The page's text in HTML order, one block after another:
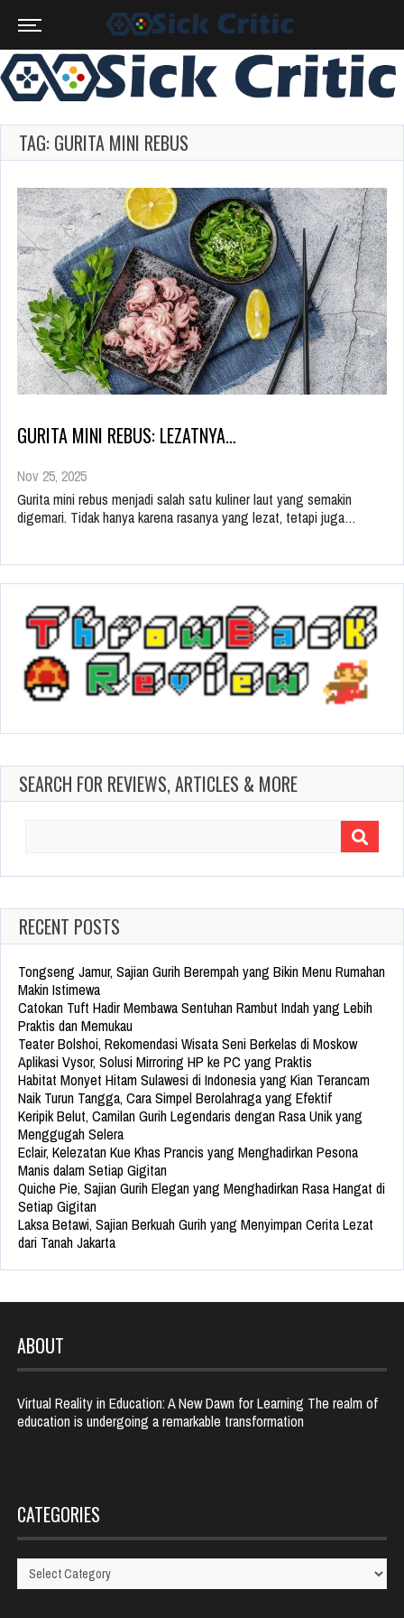
TAG: GURITA MINI REBUS
GURITA MINI REBUS: LEZATNYA…
Nov 25, 2025
Gurita mini rebus menjadi salah satu kuliner laut yang semakin
digemari. Tidak hanya karena rasanya yang lezat, tetapi juga…
SEARCH FOR REVIEWS, ARTICLES & MORE
RECENT POSTS
Tongseng Jamur, Sajian Gurih Berempah yang Bikin Menu Rumahan
Makin Istimewa
Catokan Tuft Hadir Membawa Sentuhan Rambut Indah yang Lebih
Praktis dan Memukau
Teater Bolshoi, Rekomendasi Wisata Seni Berkelas di Moskow
Aplikasi Vysor, Solusi Mirroring HP ke PC yang Praktis
Habitat Monyet Hitam Sulawesi di Indonesia yang Kian Terancam
Naik Turun Tangga, Cara Simpel Berolahraga yang Efektif
Keripik Belut, Camilan Gurih Legendaris dengan Rasa Unik yang
Menggugah Selera
Eclair, Kelezatan Kue Khas Prancis yang Menghadirkan Pesona
Manis dalam Setiap Gigitan
Quiche Pie, Sajian Gurih Elegan yang Menghadirkan Rasa Hangat di
Setiap Gigitan
Laksa Betawi, Sajian Berkuah Gurih yang Menyimpan Cerita Lezat
dari Tanah Jakarta
ABOUT
Virtual Reality in Education: A New Dawn for Learning The realm of
education is undergoing a remarkable transformation
CATEGORIES
Categories